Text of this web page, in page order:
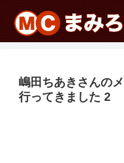
嶋田ちあきさんの
行ってきました 2